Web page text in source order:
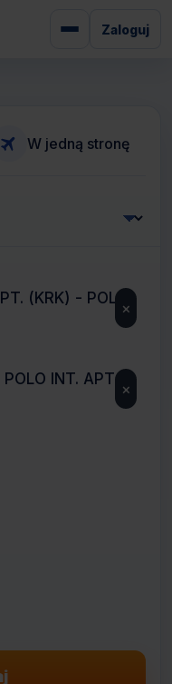
Zaloguj
W jedną stronę
×
×